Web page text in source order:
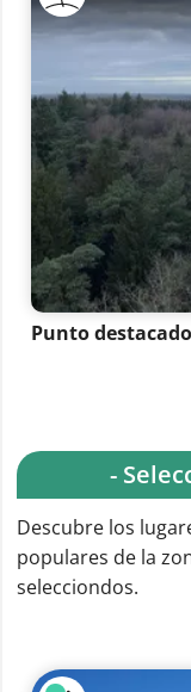
Punto destacado
-
Descubre los
populares de la
selecciondos.